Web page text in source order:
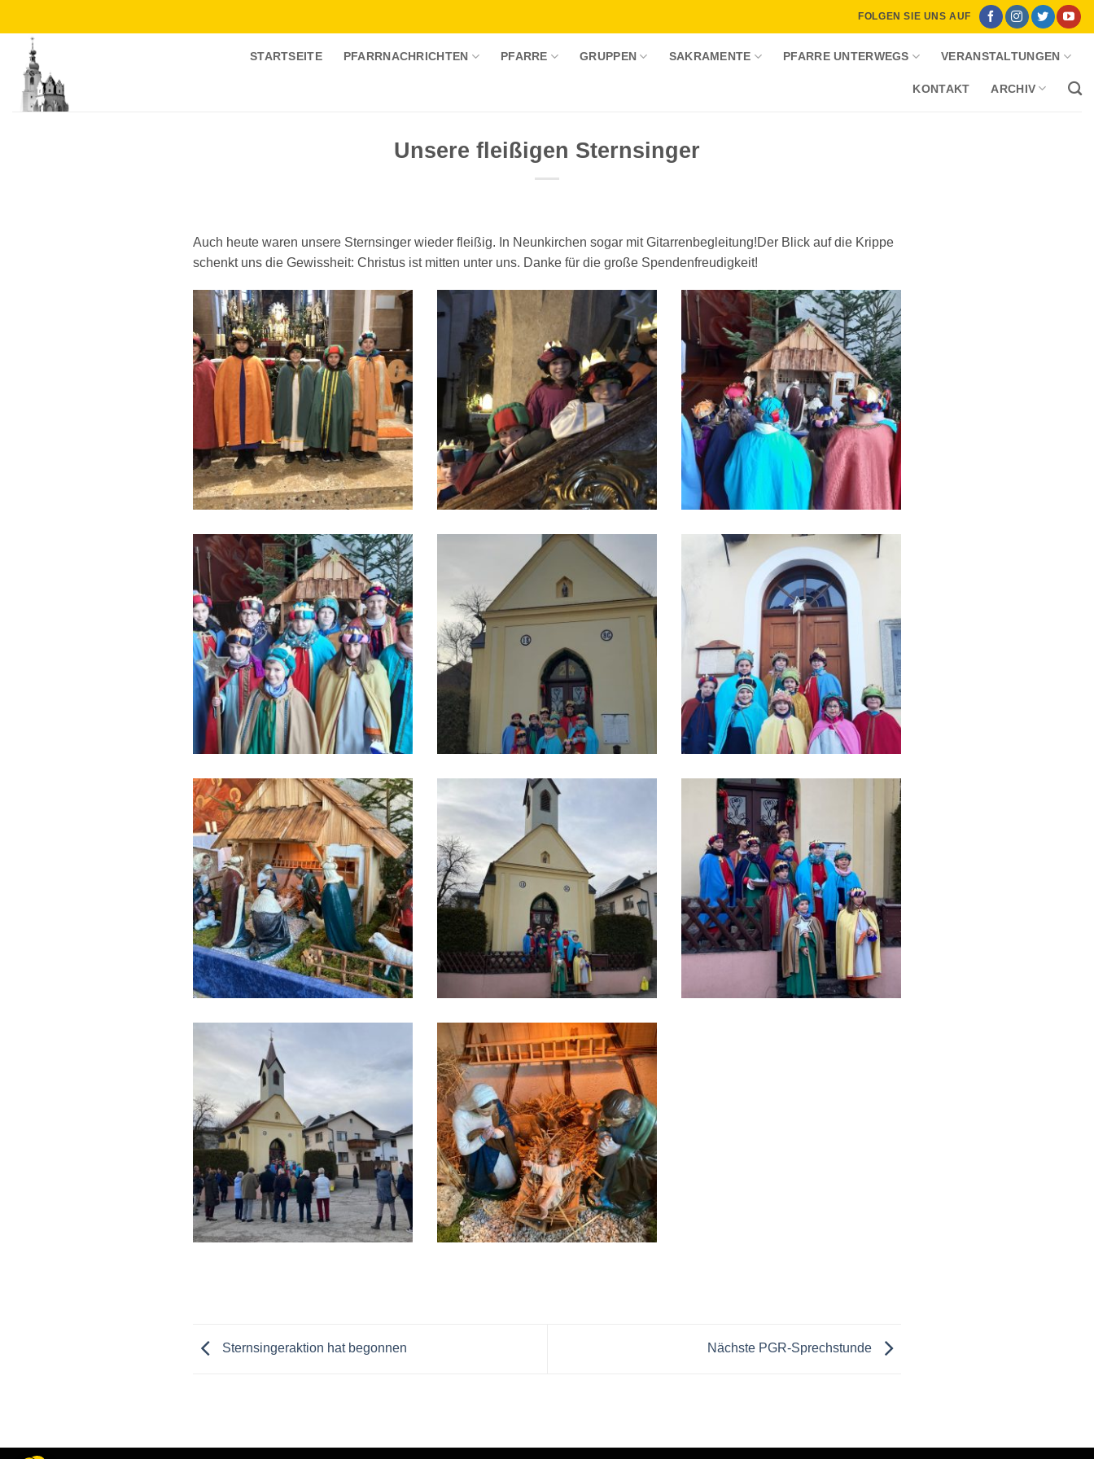
springen
FOLGEN SIE UNS AUF
STARTSEITE PFARRNACHRICHTEN PFARRE GRUPPEN SAKRAMENTE PFARRE UNTERWEGS VERANSTALTUNGEN
KONTAKT ARCHIV
Unsere fleißigen Sternsinger
Auch heute waren unsere Sternsinger wieder fleißig. In Neunkirchen sogar mit Gitarrenbegleitung!Der Blick auf die Krippe
schenkt uns die Gewissheit: Christus ist mitten unter uns. Danke für die große Spendenfreudigkeit!
Sternsingeraktion hat begonnen Nächste PGR-Sprechstunde